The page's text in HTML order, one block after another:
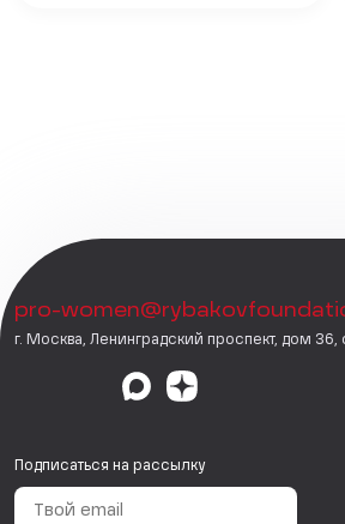
pro-
г. Москва, Ленинградский проспект, дом 36,
Подписаться на рассылку